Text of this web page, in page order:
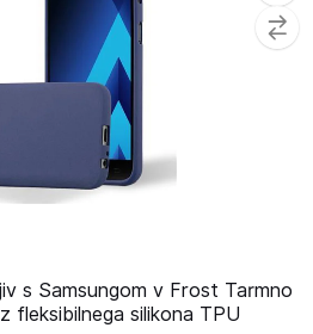
s Samsungom v Frost Tarmno
fleksibilnega silikona TPU